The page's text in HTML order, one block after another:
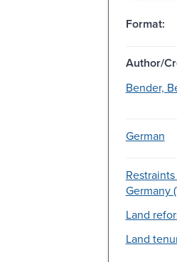
Format:
Author/
Bender,
German
Germany
Land
Land